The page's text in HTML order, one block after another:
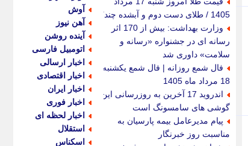
1405 / طلای دست دوم و آبشده چند؟
وزارت بهداشت: بیش از 170 اثر
رسانه ای در جشنواره «رسانه و
سلامت» داوری شد
فال شمع روزانه | فال شمع یکشنبه
18 مرداد ماه 1405
اندروید 17 آخرین به روزرسانی این
گوشی های سامسونگ است
پیام مدیرعامل بیمه پارسیان به
مناسبت روز خبرنگار
آوش
آهن نیوز
آینده روشن
اتومبیل فارسی
اخبار ارسالی
اخبار اقتصادی
اخبار ایران
اخبار فوری
اخبار لحظه ای
استقلال
اسکناس